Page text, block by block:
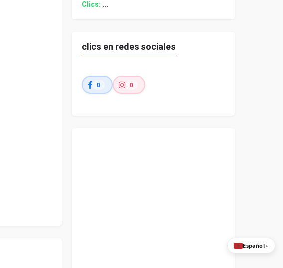
Clics: ...
clics en redes sociales
0 0
Español▲